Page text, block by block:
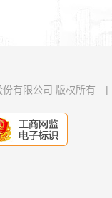
有限公司 版权所有 |